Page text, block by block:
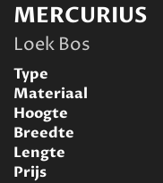
MERCURIUS
Loek Bos
Type
Materiaal
Hoogte
Breedte
Lengte
Prijs